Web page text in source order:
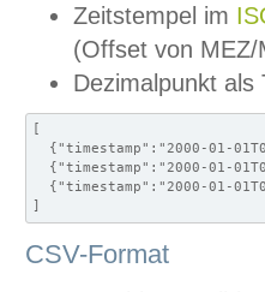
Zeitstempel im
(Offset von MEZ/
Dezimalpunkt als
[
{"timestamp":"2000-01-
{"timestamp":"2000-01-
{"timestamp":"2000-01-
]
CSV-Format